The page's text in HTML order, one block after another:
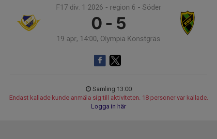
F17 div. 1 2026 - region 6 - Söder
0 - 5
19 apr, 14:00, Olympia Konstgräs
Samling 13:00
Endast kallade kunde anmäla sig till aktiviteten. 18 personer var kallade.
Logga in här